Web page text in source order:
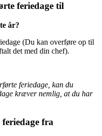
feriedage til
år?
(Du kan overføre op til
det med din chef).
feriedage, kan du
kræver nemlig, at du har
fra